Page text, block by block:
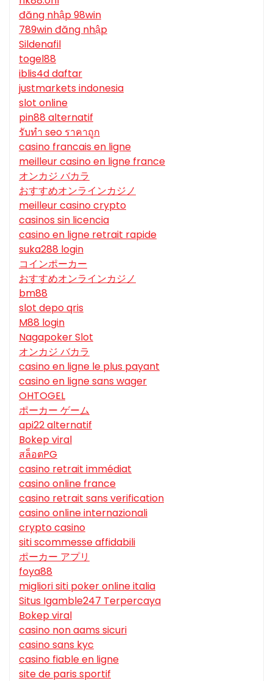
đăng nhập 98win
789win đăng nhập
Sildenafil
togel88
iblis4d daftar
justmarkets indonesia
slot online
pin88 alternatif
รับทํา seo ราคาถูก
casino francais en ligne
meilleur casino en ligne france
オンカジ バカラ
おすすめオンラインカジノ
meilleur casino crypto
casinos sin licencia
casino en ligne retrait rapide
suka288 login
コインポーカー
おすすめオンラインカジノ
bm88
slot depo qris
M88 login
Nagapoker Slot
オンカジ バカラ
casino en ligne le plus payant
casino en ligne sans wager
OHTOGEL
ポーカー ゲーム
api22 alternatif
Bokep viral
สล็อตPG
casino retrait immédiat
casino online france
casino retrait sans verification
casino online internazionali
crypto casino
siti scommesse affidabili
ポーカー アプリ
foya88
migliori siti poker online italia
Situs Igamble247 Terpercaya
Bokep viral
casino non aams sicuri
casino sans kyc
casino fiable en ligne
site de paris sportif